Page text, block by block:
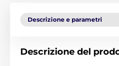
Descrizione e parametri
Descrizione del